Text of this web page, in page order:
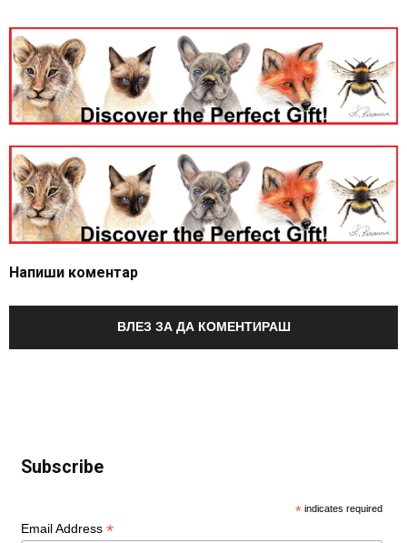
Напиши коментар
ВЛЕЗ ЗА ДА КОМЕНТИРАШ
Subscribe
* indicates required
Email Address *